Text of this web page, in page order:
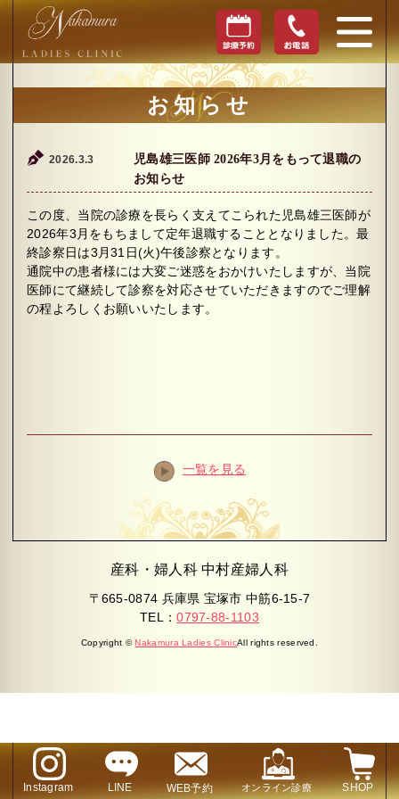
お知らせ
2026.3.3
児島雄三医師 2026年3月をもって退職の
お知らせ
この度、当院の診療を長らく支えてこられた児島雄三医師が
2026年3月をもちまして定年退職することとなりました。最
終診察日は3月31日(火)午後診察となります。
通院中の患者様には大変ご迷惑をおかけいたしますが、当院
医師にて継続して診察を対応させていただきますのでご理解
の程よろしくお願いいたします。
一覧を見る
Instagram LINE WEB予約 オンライン診療 SHOP
産科・婦人科 中村産婦人科
〒665-0874 兵庫県 宝塚市 中筋6-15-7
TEL：0797-88-1103
Copyright ©Nakamura Ladies ClinicAll rights reserved.